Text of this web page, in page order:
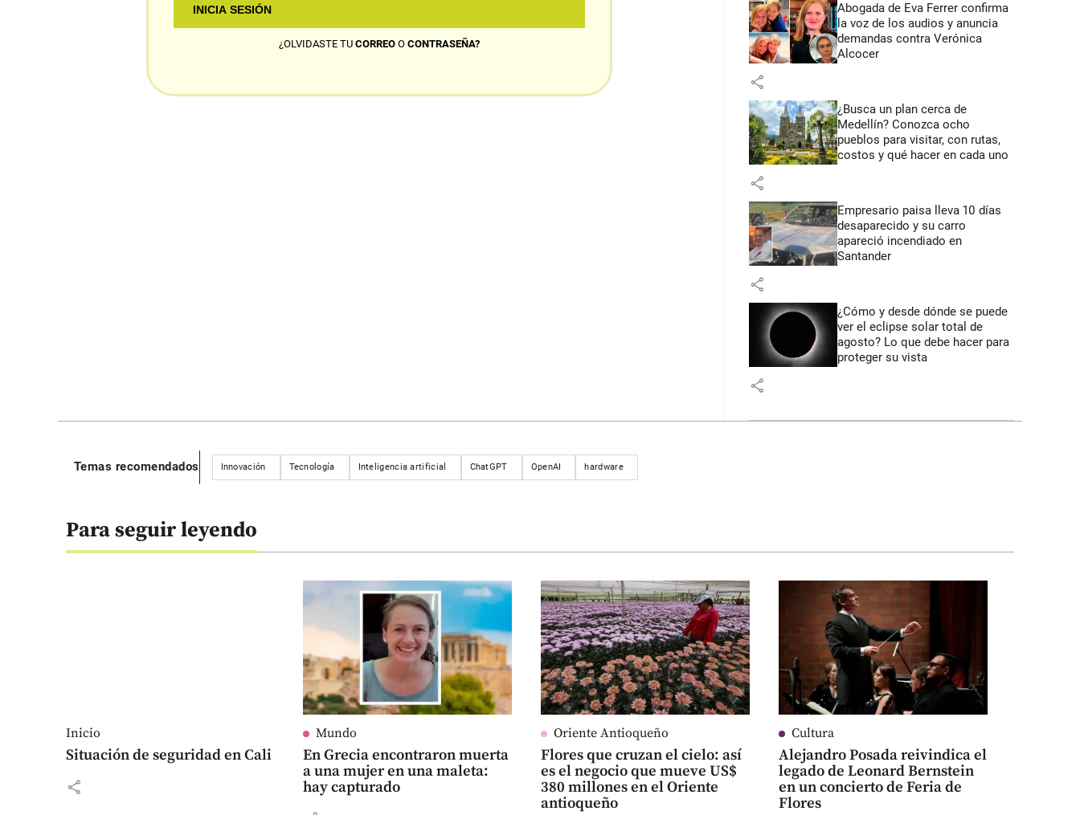
¿OLVIDASTE TU CORREO O CONTRASEÑA?
Abogada de Eva Ferrer confirma
la voz de los audios y anuncia
demandas contra Verónica
Alcocer
share
¿Busca un plan cerca de
Medellín? Conozca ocho
pueblos para visitar, con rutas,
costos y qué hacer en cada uno
share
Empresario paisa lleva 10 días
desaparecido y su carro
apareció incendiado en
Santander
share
¿Cómo y desde dónde se puede
ver el eclipse solar total de
agosto? Lo que debe hacer para
proteger su vista
share
Temas recomendados Innovación Tecnología Inteligencia artificial ChatGPT OpenAI hardware
Para seguir leyendo
Inicio
Situación de seguridad en Cali
share
Mundo
En Grecia encontraron muerta
a una mujer en una maleta:
hay capturado
Oriente Antioqueño
Flores que cruzan el cielo: así
es el negocio que mueve US$
380 millones en el Oriente
antioqueño
Cultura
Alejandro Posada reivindica el
legado de Leonard Bernstein
en un concierto de Feria de
Flores